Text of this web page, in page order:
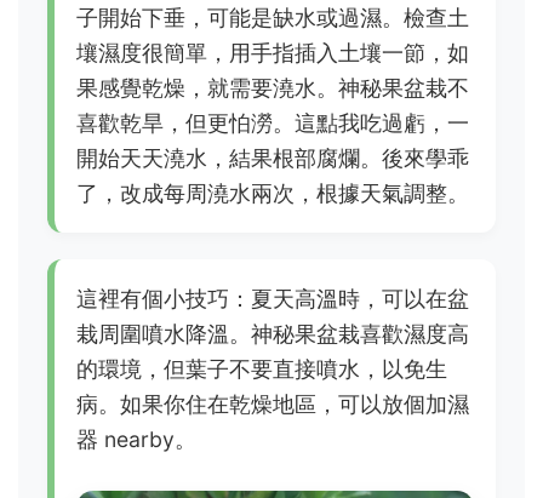
子開始下垂，可能是缺水或過濕。檢查土
壤濕度很簡單，用手指插入土壤一節，如
果感覺乾燥，就需要澆水。神秘果盆栽不
喜歡乾旱，但更怕澇。這點我吃過虧，一
開始天天澆水，結果根部腐爛。後來學乖
了，改成每周澆水兩次，根據天氣調整。
這裡有個小技巧：夏天高溫時，可以在盆
栽周圍噴水降溫。神秘果盆栽喜歡濕度高
的環境，但葉子不要直接噴水，以免生
病。如果你住在乾燥地區，可以放個加濕
器 nearby。